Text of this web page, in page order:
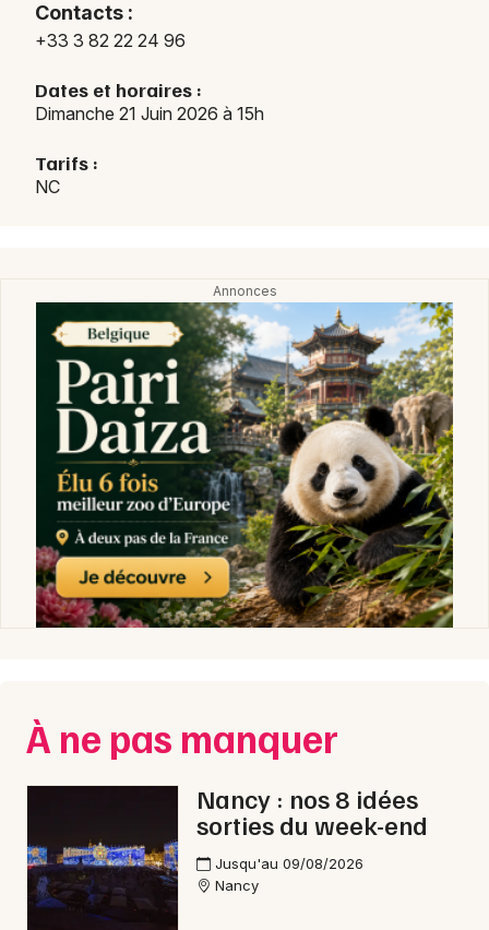
Spectacles en Lorraine
Spectacles dans le Grand Est
Actus à Val de Briey
Magazine à Val de Briey
54 - Meurthe-et-Moselle
Choisir mes départements
Contacts :
+33 3 82 22 24 96
Dates et horaires :
Dimanche 21 Juin 2026 à 15h
Tarifs :
NC
À ne pas manquer
Nancy : nos 8 idées
sorties du week-end
Jusqu'au 09/08/2026
Nancy